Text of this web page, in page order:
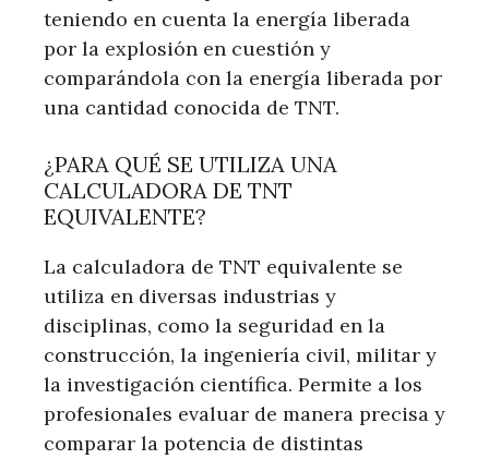
teniendo en cuenta la energía liberada
por la explosión en cuestión y
comparándola con la energía liberada por
una cantidad conocida de TNT.
¿PARA QUÉ SE UTILIZA UNA
CALCULADORA DE TNT
EQUIVALENTE?
La calculadora de TNT equivalente se
utiliza en diversas industrias y
disciplinas, como la seguridad en la
construcción, la ingeniería civil, militar y
la investigación científica. Permite a los
profesionales evaluar de manera precisa y
comparar la potencia de distintas